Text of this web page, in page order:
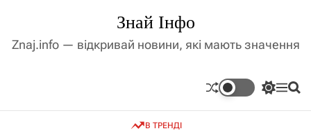
д
Знай Інфо
Znaj.info — відкривай новини, які мають значення
П
М П
В ТРЕНДІ